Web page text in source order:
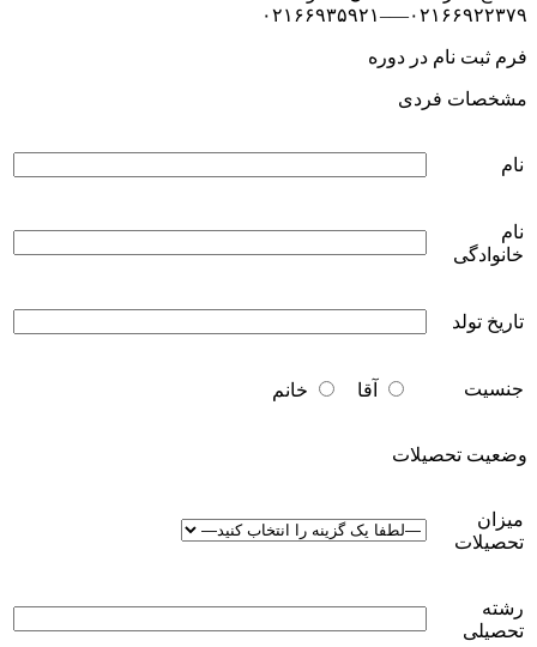
۰۲۱۶۶۹۲۲۳۷۹—–۰۲۱۶۶۹۳۵۹۲۱
فرم ثبت نام در دوره
مشخصات فردی
نام
نام
خانوادگی
تاریخ تولد
جنسیت آقا خانم
وضعیت تحصیلات
میزان
تحصیلات
رشته
تحصیلی